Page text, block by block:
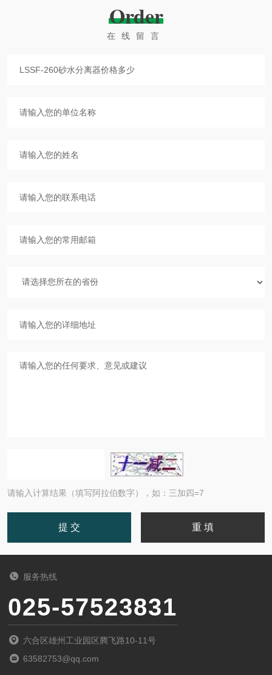
Order
在线留言
请输入计算结果（填写阿拉伯数字），如：三加四=7
服务热线
025-57523831
六合区雄州工业园区腾飞路10-11号
63582753@qq.com